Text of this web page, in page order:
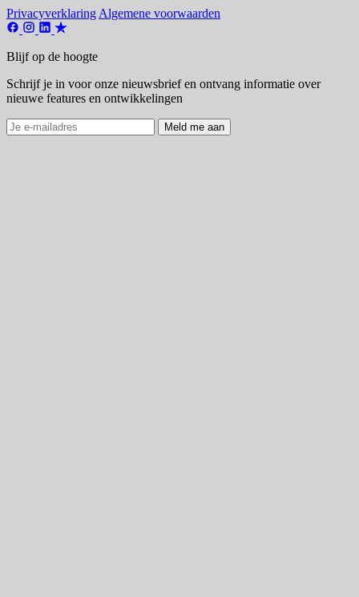
Privacyverklaring Algemene voorwaarden
Blijf op de hoogte
Schrijf je in voor onze nieuwsbrief en ontvang informatie over
nieuwe features en ontwikkelingen
Meld me aan